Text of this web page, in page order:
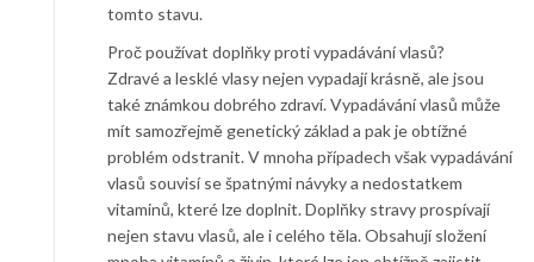
tomto stavu.
Proč používat doplňky proti vypadávání vlasů?
Zdravé a lesklé vlasy nejen vypadají krásně, ale jsou
také známkou dobrého zdraví. Vypadávání vlasů může
mít samozřejmě genetický základ a pak je obtížné
problém odstranit. V mnoha případech však vypadávání
vlasů souvisí se špatnými návyky a nedostatkem
vitaminů, které lze doplnit. Doplňky stravy prospívají
nejen stavu vlasů, ale i celého těla. Obsahují složení